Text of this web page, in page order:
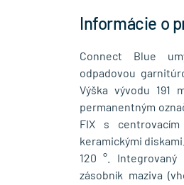
Informácie o
Connect Blue
odpadovou
Výška vývodu 191
permanentným
FIX s
keramickými
120 °.
zásobník maziva